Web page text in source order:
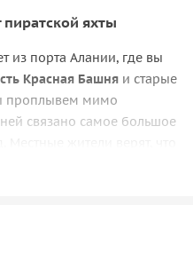
яхты
из порта Алании, где вы
Красная Башня и старые
проплывем мимо
связано самое большое
прятали в пещере
чистая вода